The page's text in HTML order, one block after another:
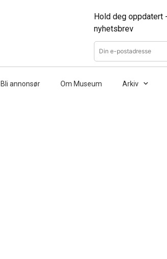
Hold deg oppdatert
nyhetsbrev
Bli annonsør Om Museum Arkiv